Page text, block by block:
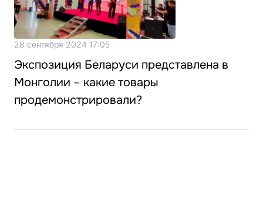
28 сентября 2024 17:05
Экспозиция Беларуси представлена в
Монголии – какие товары
продемонстрировали?